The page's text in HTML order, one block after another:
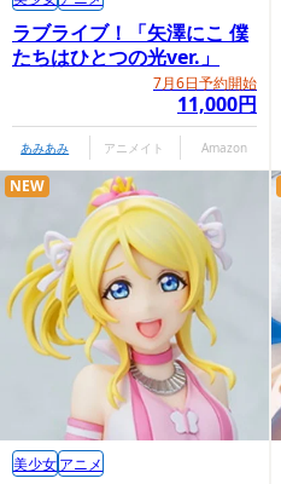
ラブライブ！「矢澤にこ 僕
たちはひとつの光ver.」
7月6日予約開始
11,000円
あみあみ アニメイト Amazon
NEW
美少女アニメ